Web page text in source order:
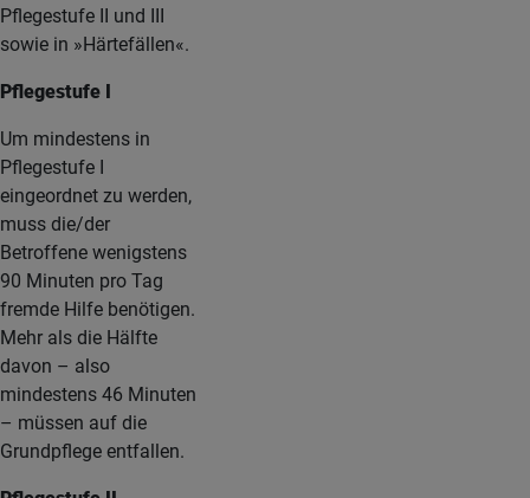
Pflegestufe II und III
sowie in »Härtefällen«.
Pflegestufe I
Um mindestens in
Pflegestufe I
eingeordnet zu werden,
muss die/der
Betroffene wenigstens
90 Minuten pro Tag
fremde Hilfe benötigen.
Mehr als die Hälfte
davon – also
mindestens 46 Minuten
– müssen auf die
Grundpflege entfallen.